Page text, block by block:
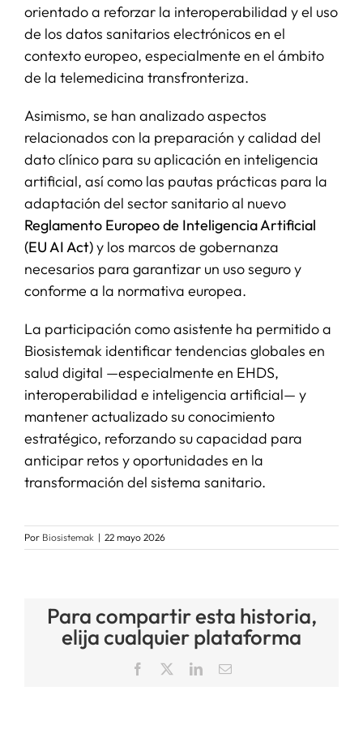
orientado a reforzar la interoperabilidad y el uso
de los datos sanitarios electrónicos en el
contexto europeo, especialmente en el ámbito
de la telemedicina transfronteriza.
Asimismo, se han analizado aspectos
relacionados con la preparación y calidad del
dato clínico para su aplicación en inteligencia
artificial, así como las pautas prácticas para la
adaptación del sector sanitario al nuevo
Reglamento Europeo de Inteligencia Artificial
(EU AI Act)y los marcos de gobernanza
necesarios para garantizar un uso seguro y
conforme a la normativa europea.
La participación como asistente ha permitido a
Biosistemak identificar tendencias globales en
salud digital —especialmente en EHDS,
interoperabilidad e inteligencia artificial— y
mantener actualizado su conocimiento
estratégico, reforzando su capacidad para
anticipar retos y oportunidades en la
transformación del sistema sanitario.
Por Biosistemak | 22 mayo 2026
Para compartir esta historia,
elija cualquier plataforma
Facebook LinkedInCorreo